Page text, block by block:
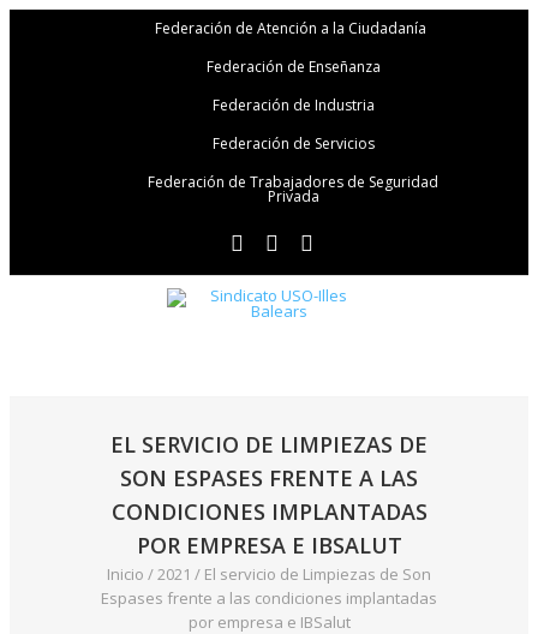
Federación de Atención a la Ciudadanía
Federación de Enseñanza
Federación de Industria
Federación de Servicios
Federación de Trabajadores de Seguridad
Privada
EL SERVICIO DE LIMPIEZAS DE
SON ESPASES FRENTE A LAS
CONDICIONES IMPLANTADAS
POR EMPRESA E IBSALUT
Inicio /2021 / El servicio de Limpiezas de Son
Espases frente a las condiciones implantadas
por empresa e IBSalut